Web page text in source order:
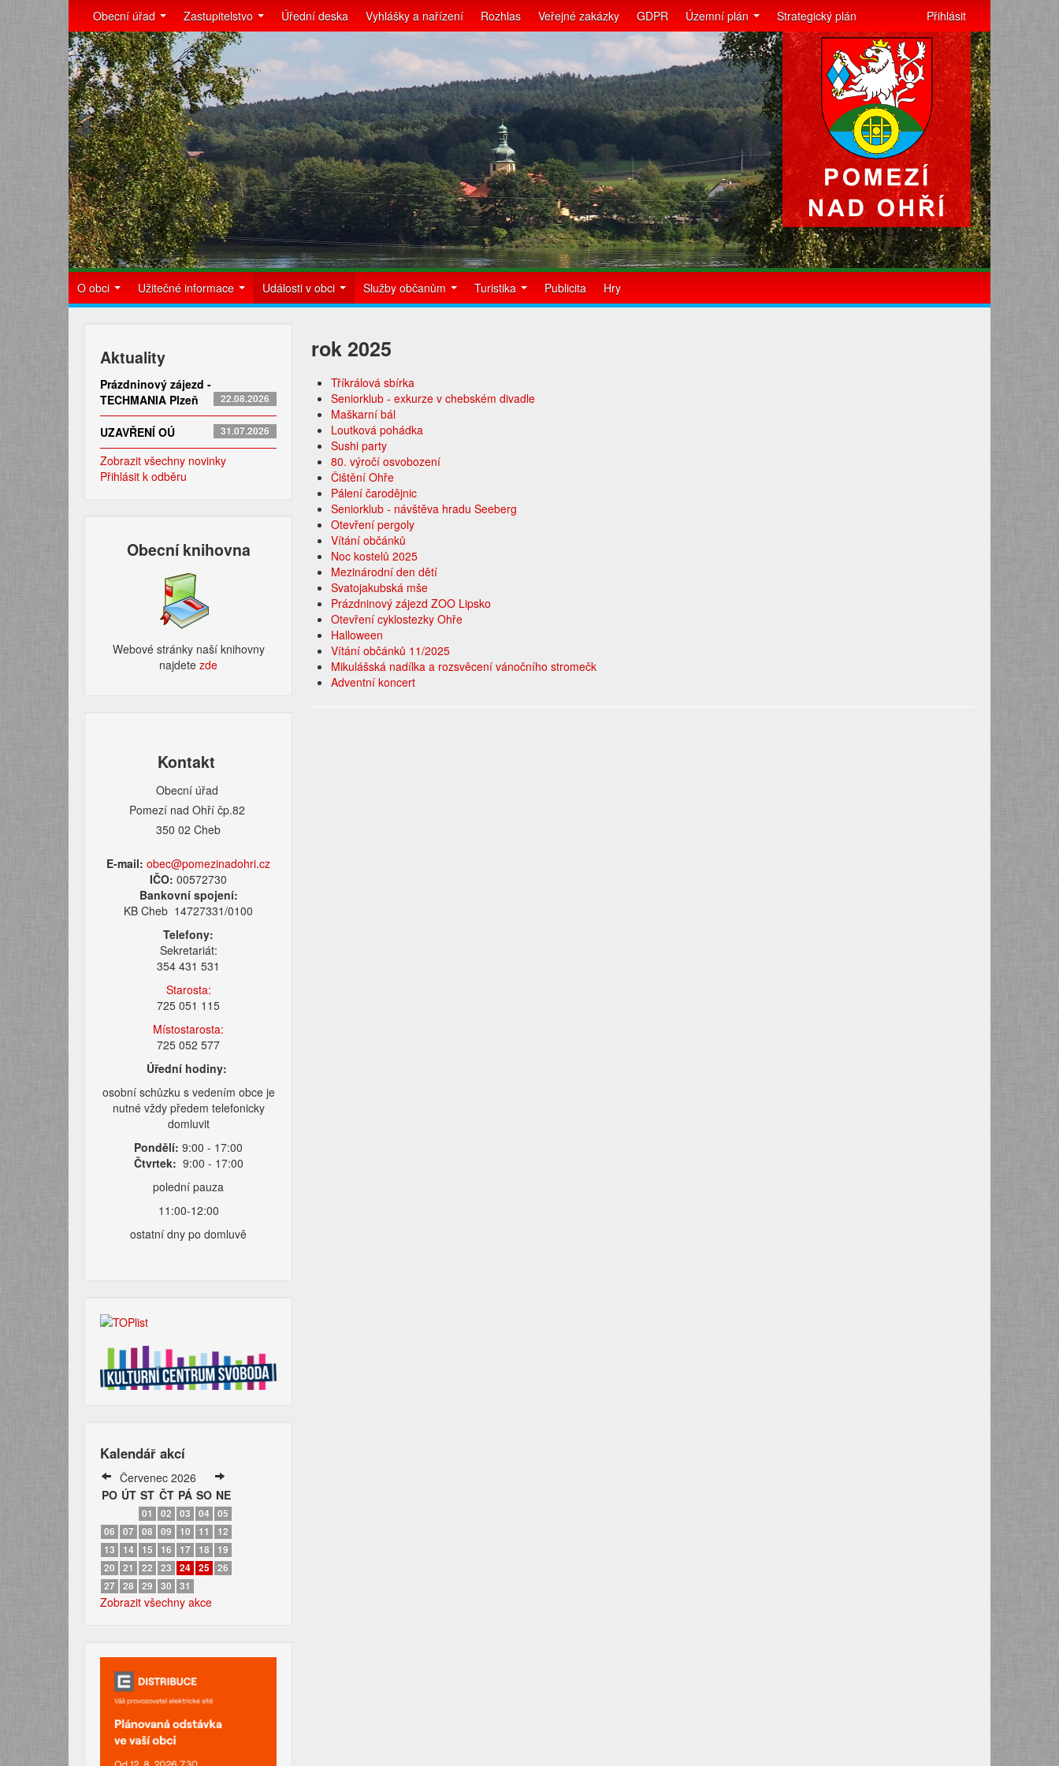
Obecní úřad Zastupitelstvo Úřední deska Vyhlášky a nařízení Rozhlas Veřejné zakázky GDPR Územní plán Strategický plán Přihlásit
O obci Užitečné informace Události v obci Služby občanům Turistika Publicita Hry
Aktuality
Prázdninový zájezd -
TECHMANIA Plzeň
22.08.2026
UZAVŘENÍ OÚ 31.07.2026
Zobrazit všechny novinky
Přihlásit k odběru
Obecní knihovna
Webové stránky naší knihovny
najdetezde​
Kontakt
Obecní úřad
Pomezí nad Ohří čp.82
350 02 Cheb
E-mail: obec@pomezinadohri.cz
IČO:00572730
Bankovní spojení:
KB Cheb 14727331/0100
Telefony:
Sekretariát:
354 431 531
Starosta:
725 051 115
Místostarosta:
725 052 577
Úřední hodiny:
osobní schůzku s vedením obce je
nutné vždy předem telefonicky
domluvit
Pondělí: 9:00 - 17:00
Čtvrtek: 9:00 - 17:00
polední pauza
11:00-12:00
ostatní dny po domluvě
Kalendář akcí
Červenec 2026
PO ÚT ST ČT PÁ SO NE
01 02 03 04
05
06
07 08 09 10 11
12
13
14 15 16 17 18
19
20
21 22 23 24 25
26
27 28 29 30 31
Zobrazit všechny akce
rok 2025
Tříkrálová sbírka
Seniorklub - exkurze v chebském divadle
Maškarní bál
Loutková pohádka
Sushi party
80. výročí osvobození
Čištění Ohře
Pálení čarodějnic
Seniorklub - návštěva hradu Seeberg
Otevření pergoly
Vítání občánků
Noc kostelů 2025
Mezinárodní den dětí
Svatojakubská mše
Prázdninový zájezd ZOO Lipsko
Otevření cyklostezky Ohře
Halloween
Vítání občánků 11/2025
Mikulášská nadílka a rozsvěcení vánočního stromečk
Adventní koncert